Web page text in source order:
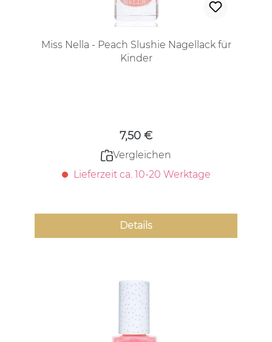
Miss Nella - Peach Slushie Nagellack für
Kinder
7,50 €
Vergleichen
Lieferzeit ca. 10-20 Werktage
Details